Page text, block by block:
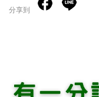
分享到